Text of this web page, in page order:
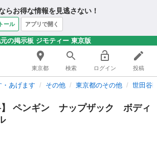
らお得な情報を見逃さない！
ール アプリで開く
の掲示板 ジモティー 東京版
東京都 検索 ログイン 投稿
・あげます その他 東京都のその他 世田谷
】 ペンギン ナップザック ボディ